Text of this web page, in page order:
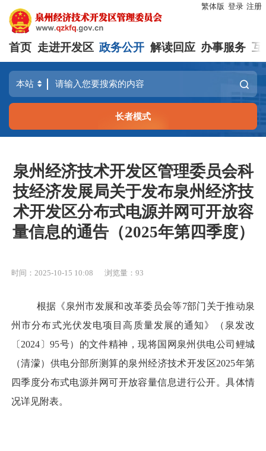
繁体版 登录 注册
首页 走进开发区 政务公开 解读回应 办事服务 互
长者模式
泉州经济技术开发区管理委员会科
技经济发展局关于发布泉州经济技
术开发区分布式电源并网可开放容
量信息的通告（2025年第四季度）
时间：2025-10-15 10:08 浏览量： 93
根据《泉州市发展和改革委员会等7部门关于推动泉
州市分布式光伏发电项目高质量发展的通知》（泉发改
〔2024〕95号）的文件精神，现将国网泉州供电公司鲤城
（清濛）供电分部所测算的泉州经济技术开发区2025年第
四季度分布式电源并网可开放容量信息进行公开。具体情
况详见附表。